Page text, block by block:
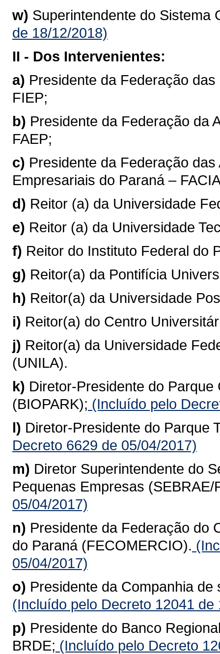
w) Superintendente do Sistema
de 18/12/2018)
II - Dos Intervenientes:
a) Presidente da Federação
FIEP;
b) Presidente da Federação da
FAEP;
c) Presidente da Federação
Empresariais do Paraná –
d) Reitor (a) da Universidade
e) Reitor (a) da Universidade
f) Reitor do Instituto Federal do
g) Reitor(a) da Pontifícia
h) Reitor(a) da Universidade
i) Reitor(a) do Centro
j) Reitor(a) da Universidade
(UNILA).
k) Diretor-Presidente do
(BIOPARK); (Incluído pelo
l) Diretor-Presidente do Parque
Decreto 6629 de 05/04/2017)
m) Diretor Superintendente do
Pequenas Empresas (SEBRAE/
05/04/2017)
n) Presidente da Federação do
do Paraná (FECOMERCIO).
05/04/2017)
o) Presidente da Companhia
(Incluído pelo Decreto 12041 de
p) Presidente do Banco
BRDE; (Incluído pelo Decreto